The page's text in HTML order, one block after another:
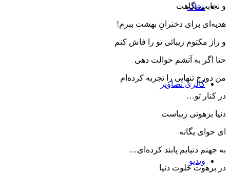
مقاله‌
گالری تصاویر
ویدیو
و نجابتِ نگاهت
هدیه‌ای برای دخترانِ بهشت ببرم!
و راز مكتوم زیبائی تو را فاش كنم
حتا اگر به‌ آتشم حوالت دهی
من دوزخ تنهایی را تجربه كرده‌ام
در كنار تو…
دنیا برهوتی زیباست
ای حوای یگانه
به جهنم دنیایم پابند كرده‌ای…
در برهوت خلوت دنیا